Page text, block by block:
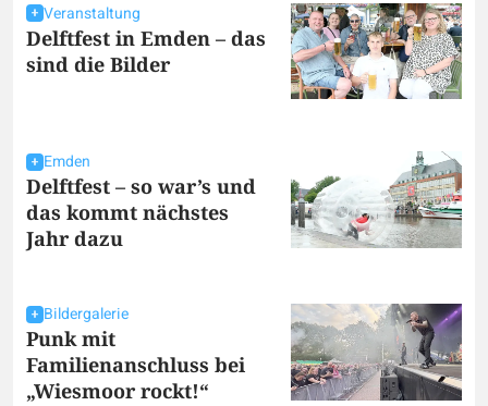
Veranstaltung
Delftfest in Emden – das
sind die Bilder
Emden
Delftfest – so war’s und
das kommt nächstes
Jahr dazu
Bildergalerie
Punk mit
Familienanschluss bei
„Wiesmoor rockt!“